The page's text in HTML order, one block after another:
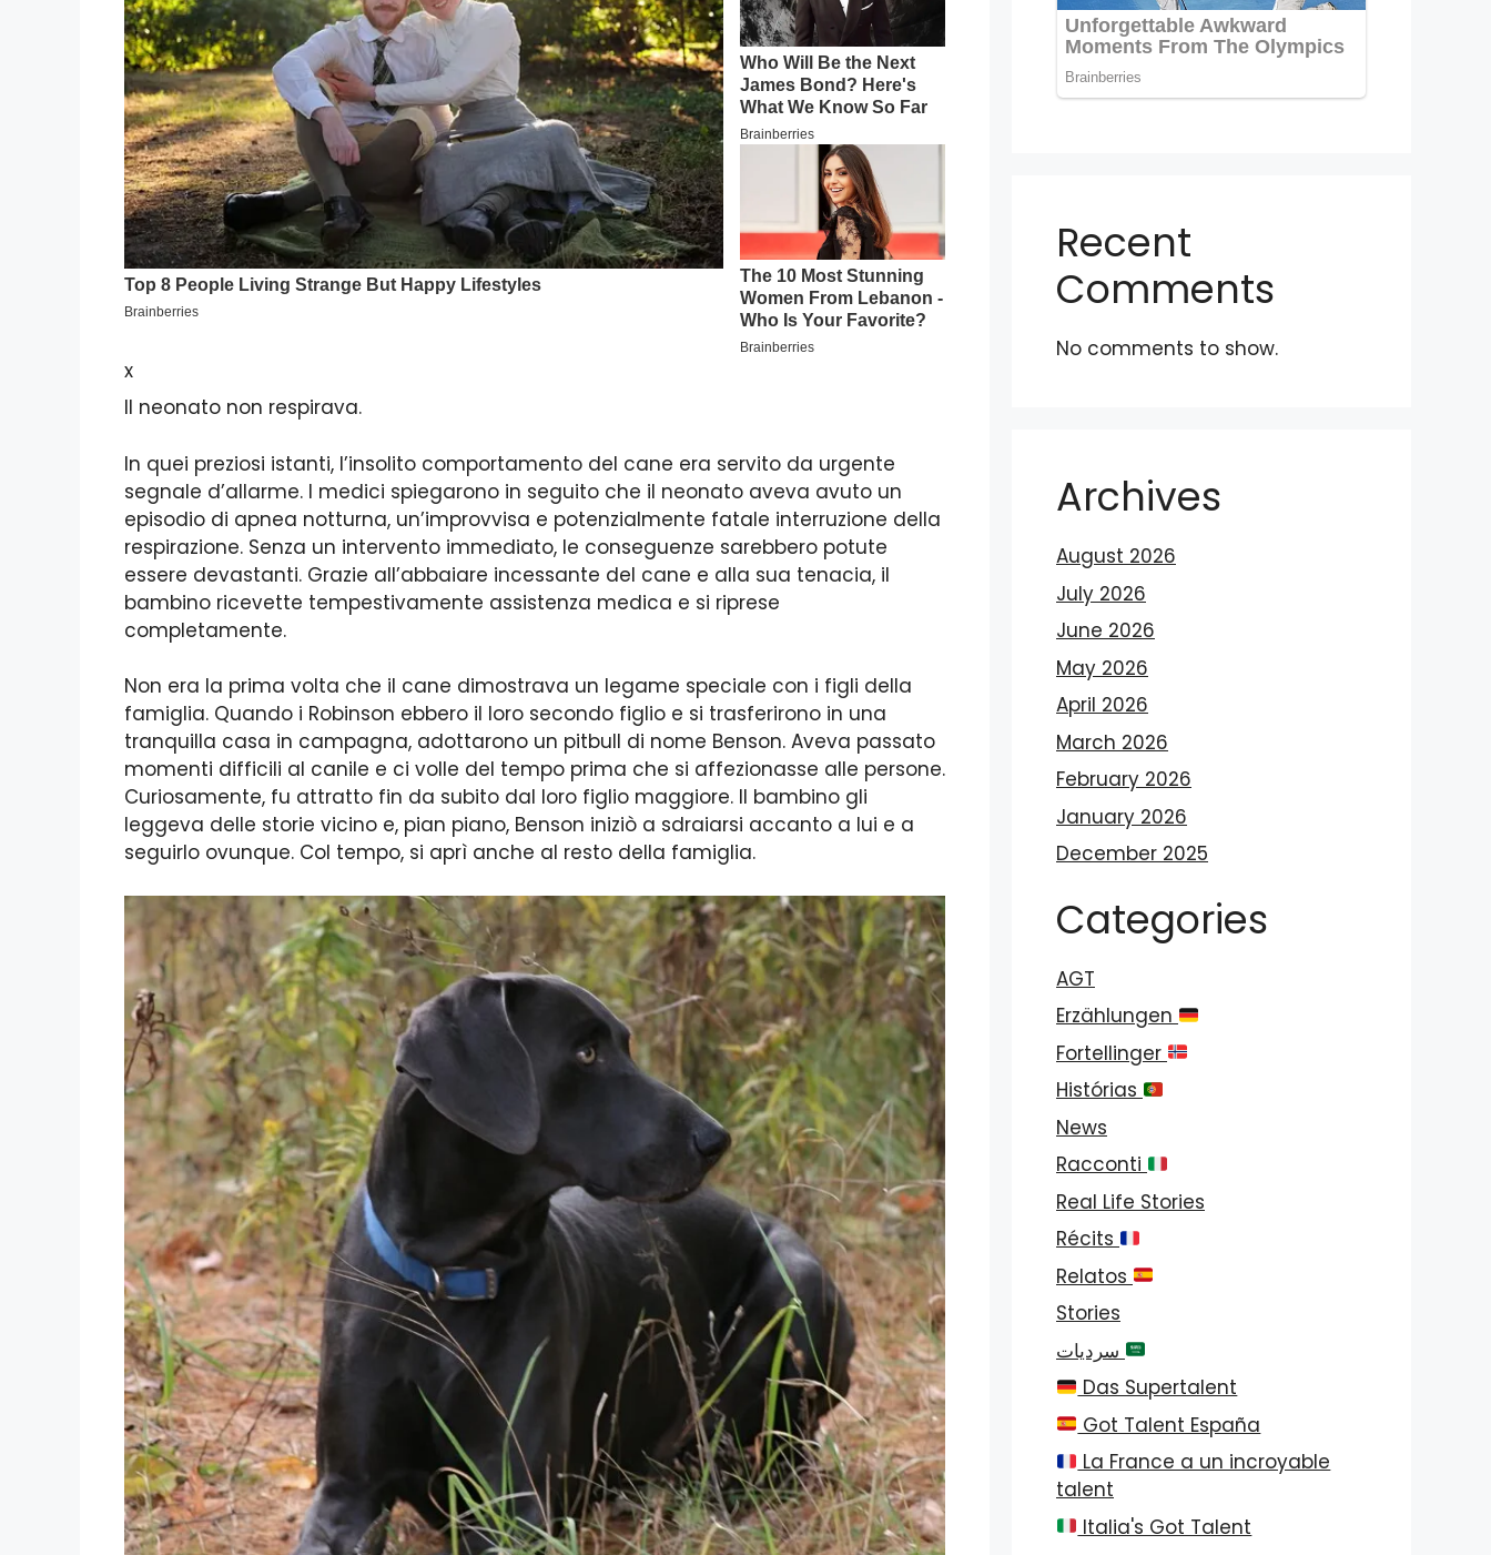
x
Il neonato non respirava.
In quei preziosi istanti, l’insolito comportamento del cane era servito da urgente
segnale d’allarme. I medici spiegarono in seguito che il neonato aveva avuto un
episodio di apnea notturna, un’improvvisa e potenzialmente fatale interruzione della
respirazione. Senza un intervento immediato, le conseguenze sarebbero potute
essere devastanti. Grazie all’abbaiare incessante del cane e alla sua tenacia, il
bambino ricevette tempestivamente assistenza medica e si riprese
completamente.
Non era la prima volta che il cane dimostrava un legame speciale con i figli della
famiglia. Quando i Robinson ebbero il loro secondo figlio e si trasferirono in una
tranquilla casa in campagna, adottarono un pitbull di nome Benson. Aveva passato
momenti difficili al canile e ci volle del tempo prima che si affezionasse alle persone.
Curiosamente, fu attratto fin da subito dal loro figlio maggiore. Il bambino gli
leggeva delle storie vicino e, pian piano, Benson iniziò a sdraiarsi accanto a lui e a
seguirlo ovunque. Col tempo, si aprì anche al resto della famiglia.
Recent
Comments
No comments to show.
Archives
August 2026
July 2026
June 2026
May 2026
April 2026
March 2026
February 2026
January 2026
December 2025
Categories
AGT
Erzählungen
Fortellinger
Histórias
News
Racconti
Real Life Stories
Récits
Relatos
Stories
Das Supertalent
Got Talent España
La France a un incroyable
talent
Italia's Got Talent